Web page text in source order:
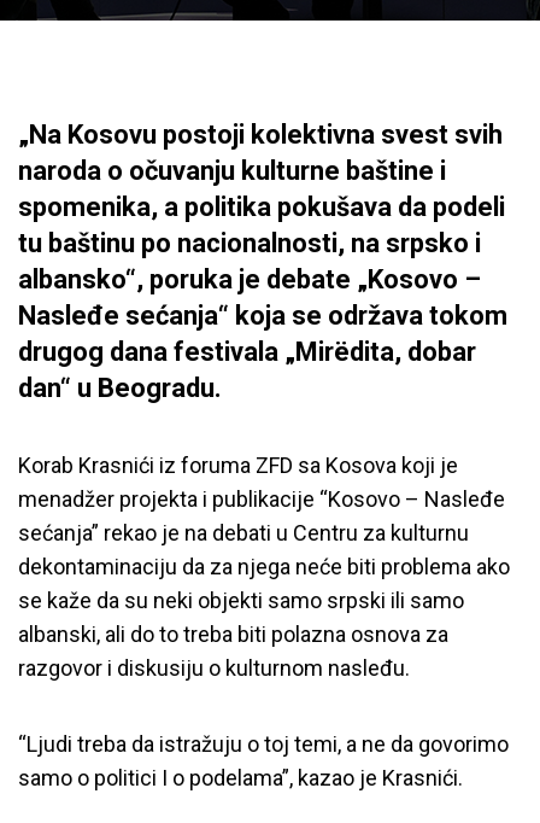
„Na Kosovu postoji kolektivna svest svih
naroda o očuvanju kulturne baštine i
spomenika, a politika pokušava da podeli
tu baštinu po nacionalnosti, na srpsko i
albansko“, poruka je debate „Kosovo –
Nasleđe sećanja“ koja se održava tokom
drugog dana festivala „Mirëdita, dobar
dan“ u Beogradu.
Korab Krasnići iz foruma ZFD sa Kosova koji je
menadžer projekta i publikacije “Kosovo – Nasleđe
sećanja” rekao je na debati u Centru za kulturnu
dekontaminaciju da za njega neće biti problema ako
se kaže da su neki objekti samo srpski ili samo
albanski, ali do to treba biti polazna osnova za
razgovor i diskusiju o kulturnom nasleđu.
“Ljudi treba da istražuju o toj temi, a ne da govorimo
samo o politici I o podelama”, kazao je Krasnići.